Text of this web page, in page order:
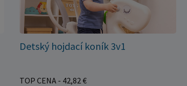
Detský hojdací koník 3v1
TOP CENA - 42,82 €